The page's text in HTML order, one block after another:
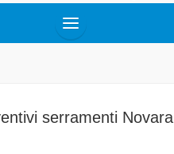
serramenti Novara